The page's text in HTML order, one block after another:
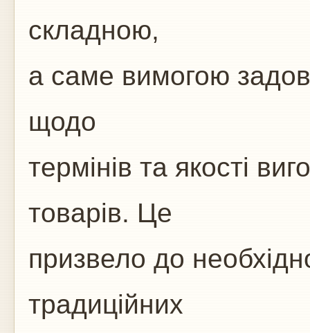
складною,
а саме вимогою
щодо
термінів та якості
товарів. Це
призвело до
традиційних